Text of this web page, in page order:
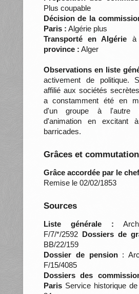
Plus coupable
Décision de la
Paris : Algérie plus
Transporté en Algérie à
province : Alger
Observations en liste
activement de politique.
affilié aux sociétés
a constamment été en
d'un groupe à l'autre
d'animation en excitant
barricades.
Grâces et
Grâce accordée par le
Remise le 02/02/1853
Sources
Liste générale :
F/7/*/2592 Dossiers de
BB/22/159
Dossier de pension:
F/15/4085
Dossiers des
ParisService historique